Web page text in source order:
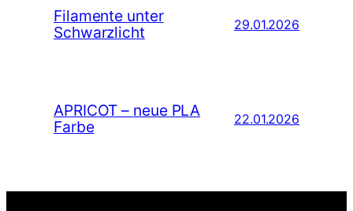
Filamente unter
Schwarzlicht
29.01.2026
APRICOT – neue PLA
Farbe
22.01.2026